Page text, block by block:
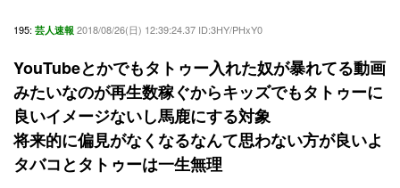
195: 芸人速報 2018/08/26(日) 12:39:24.37 ID:3HY/PHxY0
YouTubeとかでもタトゥー入れた奴が暴れてる動画
みたいなのが再生数稼ぐからキッズでもタトゥーに
良いイメージないし馬鹿にする対象
将来的に偏見がなくなるなんて思わない方が良いよ
タバコとタトゥーは一生無理